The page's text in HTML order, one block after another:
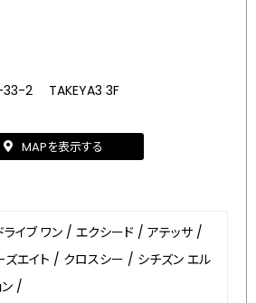
33-2 TAKEYA3 3F
MAPを表示する
ライブ ワン / エクシード / アテッサ /
ズエイト / クロスシー / シチズン エル
/